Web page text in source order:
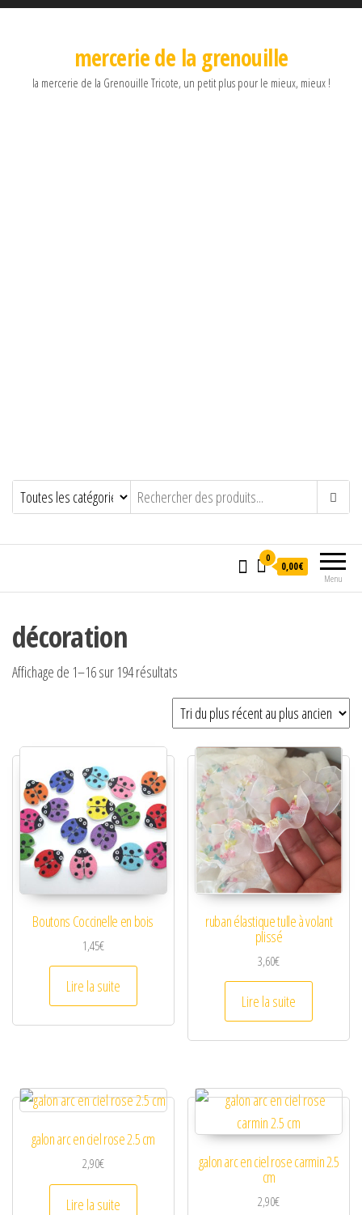
mercerie de la grenouille
la mercerie de la Grenouille Tricote, un petit plus pour le mieux, mieux !
Menu
0
0,00€
décoration
Affichage de 1–16 sur 194 résultats
Boutons Coccinelle en bois
1,45€
Lire la suite
ruban élastique tulle à volant
plissé
3,60€
Lire la suite
galon arc en ciel rose 2.5 cm
2,90€
Lire la suite
galon arc en ciel rose carmin 2.5
cm
2,90€